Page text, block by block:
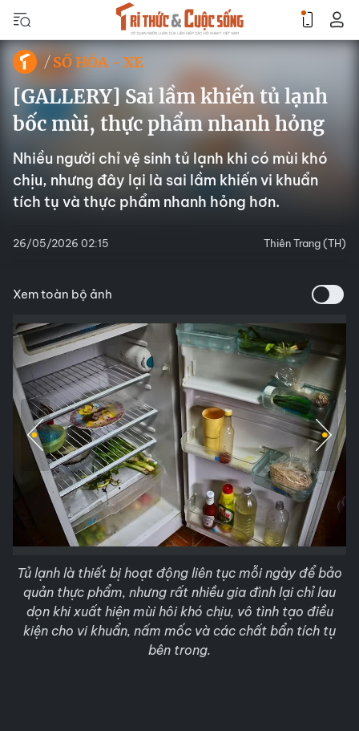
SỐ HÓA - XE
[GALLERY] Sai lầm khiến tủ lạnh
bốc mùi, thực phẩm nhanh hỏng
Nhiều người chỉ vệ sinh tủ lạnh khi có mùi khó
chịu, nhưng đây lại là sai lầm khiến vi khuẩn
tích tụ và thực phẩm nhanh hỏng hơn.
26/05/2026 02:15 Thiên Trang (TH)
Xem toàn bộ ảnh
Tủ lạnh là thiết bị hoạt động liên tục mỗi ngày để bảo
quản thực phẩm, nhưng rất nhiều gia đình lại chỉ lau
dọn khi xuất hiện mùi hôi khó chịu, vô tình tạo điều
kiện cho vi khuẩn, nấm mốc và các chất bẩn tích tụ
bên trong.